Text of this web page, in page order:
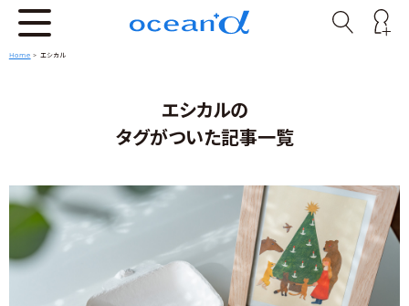
Home > エシカル
エシカルの
タグがついた記事一覧